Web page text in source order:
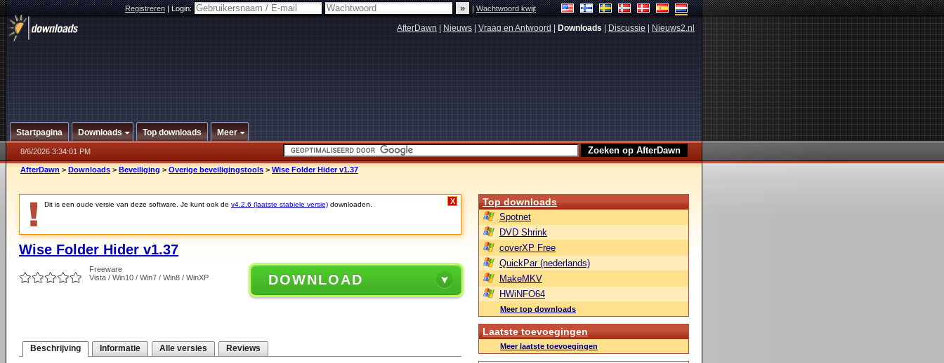
Registreren|Login: |Wachtwoord kwijt
AfterDawn Nieuws Vraag en Antwoord Downloads Discussie Nieuws2.nl
Startpagina Downloads Top downloads Meer
8/6/2026 3:34:01 PM
AfterDawn > Downloads > Beveiliging > Overige beveiligingstools > Wise Folder Hider v1.37
Dit is een oude versie van deze software. Je kunt ook de v4.2.6 (laatste stabiele versie) downloaden. X
Wise Folder Hider v1.37
Freeware
Vista / Win10 / Win7 / Win8 / WinXP
DOWNLOAD
Beschrijving Informatie Alle versies Reviews
Top downloads
Spotnet
DVD Shrink
coverXP Free
QuickPar (nederlands)
MakeMKV
HWiNFO64
Meer top downloads
Laatste toevoegingen
Meer laatste toevoegingen